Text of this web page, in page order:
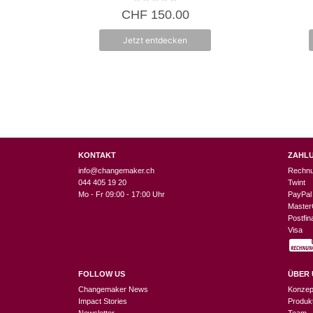
0
v
5
CHF150.00
Jetzt entdecken
KONTAKT
info@changemaker.ch
044 405 19 20
Mo - Fr 09:00 - 17:00 Uhr
FOLLOW US
Changemaker News
Impact Stories
Twint
PayPal
Visa
ÜBER